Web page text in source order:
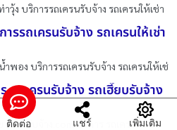
วุ้ง บริการรถเครนรับจ้าง รถเครนให้เช่า
รรถเครนรับจ้าง รถเครนให้เช่า
พอง บริการรถเครนรับจ้าง รถเครนให้เช่
รถเครนรับจ้าง รถเฮี๊ยบรับจ้าง
เครนรับจ้าง.com บริการ รถเครนรับจ้
ติดต่อ แชร์ เพิ่มเติม